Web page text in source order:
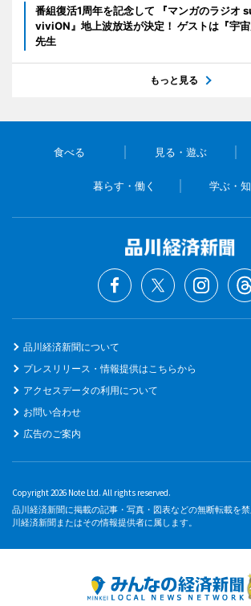
番組復活1周年を記念して 『マンガのラジオ
viviON』地上波放送が決定！ ゲストは『宇
先生
もっと見る
食べる 見る・遊ぶ
暮らす・働く 学ぶ・
品川経済新聞について
プレスリリース・情報提供はこちらから
アクセスデータの利用について
お問い合わせ
広告のご案内
Copyright 2026 Note Ltd. All rights reserved.
品川経済新聞に掲載の記事・写真・図表などの無断転載を
川経済新聞またはその情報提供者に属します。